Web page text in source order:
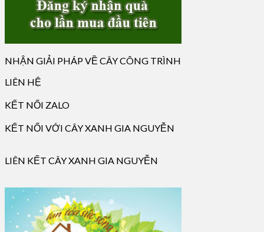
NHẬN GIẢI PHÁP VỀ CÂY CÔNG TRÌNH
LIÊN HỆ
KẾT NỐI ZALO
KẾT NỐI VỚI CÂY XANH GIA NGUYỄN
LIÊN KẾT CÂY XANH GIA NGUYỄN